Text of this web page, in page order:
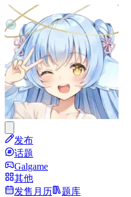
发布
话题
Galgame
其他
发售月历
题库